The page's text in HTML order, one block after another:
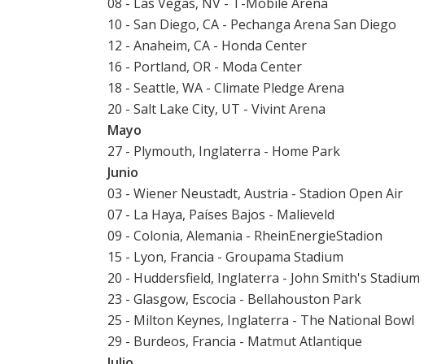
10 - San Diego, CA - Pechanga Arena San Diego
12 - Anaheim, CA - Honda Center
16 - Portland, OR - Moda Center
18 - Seattle, WA - Climate Pledge Arena
20 - Salt Lake City, UT - Vivint Arena
Mayo
27 - Plymouth, Inglaterra - Home Park
Junio
03 - Wiener Neustadt, Austria - Stadion Open Air
07 - La Haya, Países Bajos - Malieveld
09 - Colonia, Alemania - RheinEnergieStadion
15 - Lyon, Francia - Groupama Stadium
20 - Huddersfield, Inglaterra - John Smith's Stadium
23 - Glasgow, Escocia - Bellahouston Park
25 - Milton Keynes, Inglaterra - The National Bowl
29 - Burdeos, Francia - Matmut Atlantique